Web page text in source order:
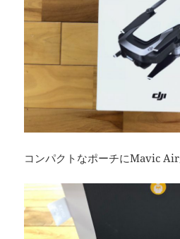
コンパクトなポーチにMavic Air